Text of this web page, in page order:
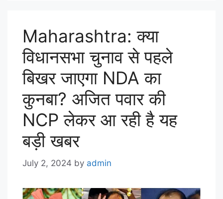
Maharashtra: क्या
विधानसभा चुनाव से पहले
बिखर जाएगा NDA का
कुनबा? अजित पवार की
NCP लेकर आ रही है यह
बड़ी खबर
July 2, 2024 by admin